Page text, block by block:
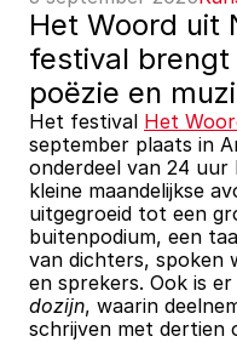
Het Woord uit
festival brengt
poëzie en
Het festival Het
september plaats in
onderdeel van 24
kleine maandelijkse
uitgegroeid tot een
buitenpodium, een
van dichters, spoken
en sprekers. Ook is
dozijn, waarin
schrijven met dertien